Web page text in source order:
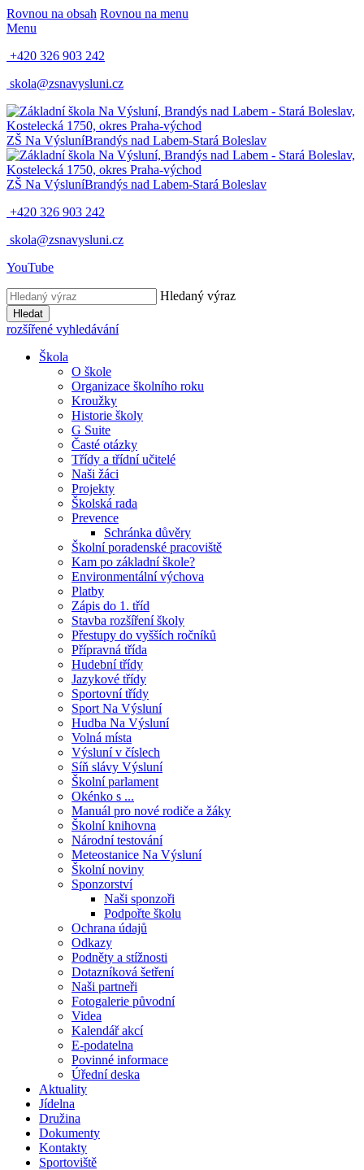
Rovnou na obsah Rovnou na menu
Menu
+420 326 903 242
skola@zsnavysluni.cz
ZŠ Na VýsluníBrandýs nad Labem-Stará Boleslav
ZŠ Na VýsluníBrandýs nad Labem-Stará Boleslav
+420 326 903 242
skola@zsnavysluni.cz
YouTube
Hledaný výraz
Hledat
rozšířené vyhledávání
Škola
O škole
Organizace školního roku
Kroužky
Historie školy
G Suite
Časté otázky
Třídy a třídní učitelé
Naši žáci
Projekty
Školská rada
Prevence
Schránka důvěry
Školní poradenské pracoviště
Kam po základní škole?
Environmentální výchova
Platby
Zápis do 1. tříd
Stavba rozšíření školy
Přestupy do vyšších ročníků
Přípravná třída
Hudební třídy
Jazykové třídy
Sportovní třídy
Sport Na Výsluní
Hudba Na Výsluní
Volná místa
Výsluní v číslech
Síň slávy Výsluní
Školní parlament
Okénko s ...
Manuál pro nové rodiče a žáky
Školní knihovna
Národní testování
Meteostanice Na Výsluní
Školní noviny
Sponzorství
Naši sponzoři
Podpořte školu
Ochrana údajů
Odkazy
Podněty a stížnosti
Dotazníková šetření
Naši partneři
Fotogalerie původní
Videa
Kalendář akcí
E-podatelna
Povinné informace
Úřední deska
Aktuality
Jídelna
Družina
Dokumenty
Kontakty
Sportoviště